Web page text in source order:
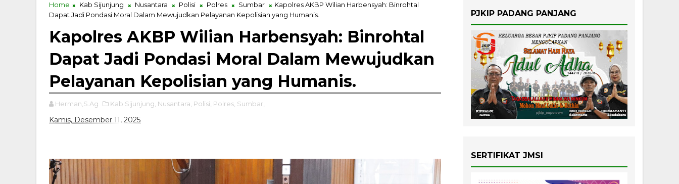
Home Kab Sijunjung Nusantara Polisi Polres Sumbar
Kapolres AKBP Wilian Harbensyah: Binrohtal
Dapat Jadi Pondasi Moral Dalam Mewujudkan Pelayanan Kepolisian yang Humanis.
Kapolres AKBP Wilian Harbensyah: Binrohtal
Dapat Jadi Pondasi Moral Dalam Mewujudkan
Pelayanan Kepolisian yang Humanis.
Herman,S.Ag Kab Sijunjung, Nusantara, Polisi, Polres, Sumbar,
Kamis, Desember 11, 2025
PJKIP PADANG PANJANG
SERTIFIKAT JMSI